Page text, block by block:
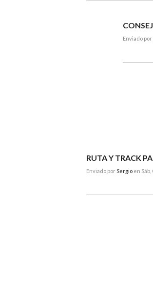
Enviado por
RUTA Y TRACK
Enviado por Sergio en Sáb,